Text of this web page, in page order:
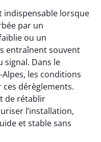
indispensable lorsque
par un
ou un
entraînent souvent
Dans le
les conditions
dérèglements.
de rétablir
l’installation,
et stable sans